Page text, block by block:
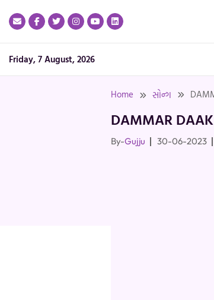
Friday, 7 August, 2026
Home સોન્ગ
DAMMAR
By-Gujju 30-06-2023